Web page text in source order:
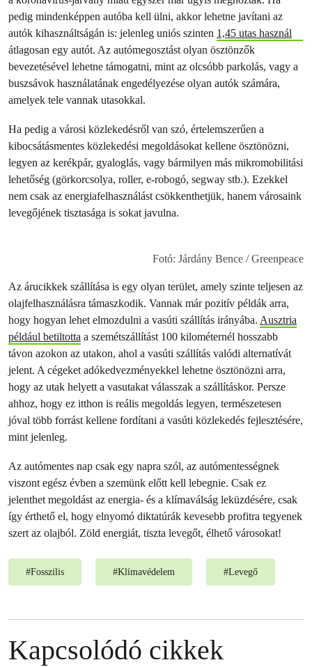
pedig mindenképpen autóba kell ülni, akkor lehetne javítani az
autók kihasználtságán is: jelenleg uniós szinten 1,45 utas használ
átlagosan egy autót. Az autómegosztást olyan ösztönzők
bevezetésével lehetne támogatni, mint az olcsóbb parkolás, vagy a
buszsávok használatának engedélyezése olyan autók számára,
amelyek tele vannak utasokkal.
Ha pedig a városi közlekedésről van szó, értelemszerűen a
kibocsátásmentes közlekedési megoldásokat kellene ösztönözni,
legyen az kerékpár, gyaloglás, vagy bármilyen más mikromobilitási
lehetőség (görkorcsolya, roller, e-robogó, segway stb.). Ezekkel
nem csak az energiafelhasználást csökkenthetjük, hanem városaink
levegőjének tisztasága is sokat javulna.
Fotó: Járdány Bence / Greenpeace
Az árucikkek szállítása is egy olyan terület, amely szinte teljesen az
olajfelhasználásra támaszkodik. Vannak már pozitív példák arra,
hogy hogyan lehet elmozdulni a vasúti szállítás irányába. Ausztria
például betiltotta a szemétszállítást 100 kilométernél hosszabb
távon azokon az utakon, ahol a vasúti szállítás valódi alternatívát
jelent. A cégeket adókedvezményekkel lehetne ösztönözni arra,
hogy az utak helyett a vasutakat válasszak a szállításkor. Persze
ahhoz, hogy ez itthon is reális megoldás legyen, természetesen
jóval több forrást kellene fordítani a vasúti közlekedés fejlesztésére,
mint jelenleg.
Az autómentes nap csak egy napra szól, az autómentességnek
viszont egész évben a szemünk előtt kell lebegnie. Csak ez
jelenthet megoldást az energia- és a klímaválság leküzdésére, csak
így érthető el, hogy elnyomó diktatúrák kevesebb profitra tegyenek
szert az olajból. Zöld energiát, tiszta levegőt, élhető városokat!
#Fosszilis #Klímavédelem #Levegő
Kapcsolódó cikkek